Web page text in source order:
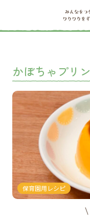
かぼちゃプリン
保育園用レシピ